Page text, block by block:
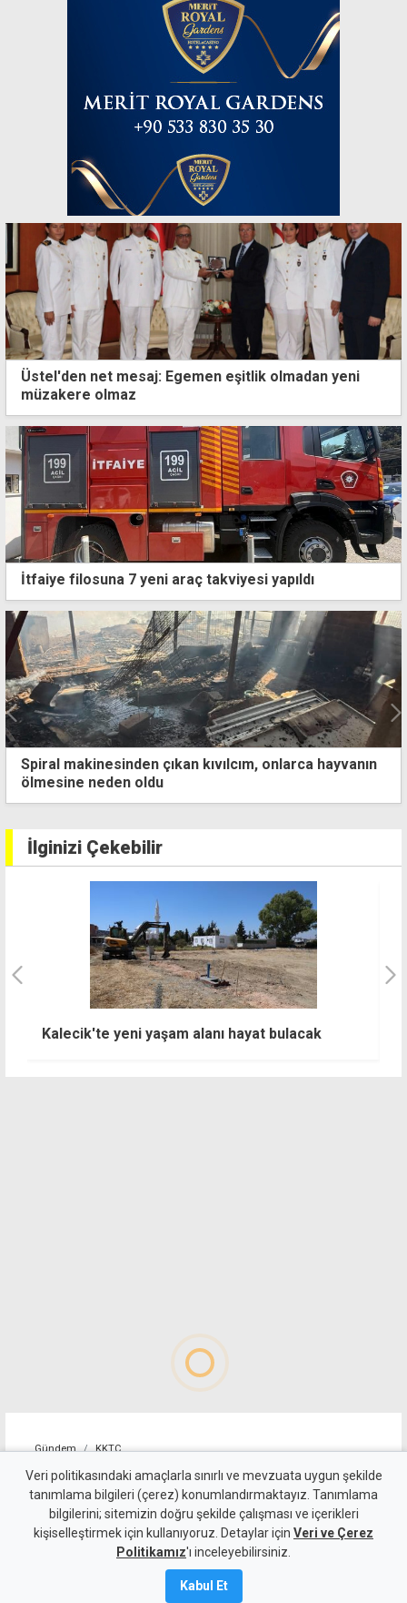
Üstel'den net mesaj: Egemen eşitlik olmadan yeni
müzakere olmaz
İtfaiye filosuna 7 yeni araç takviyesi yapıldı
Spiral makinesinden çıkan kıvılcım, onlarca hayvanın
ölmesine neden oldu
İlginizi Çekebilir
Kalecik'te yeni yaşam alanı hayat bulacak
Gündem KKTC
Tatilde tanıştıkları genç kıza
tecavüz eden 5 sanığa 10-12
yıl hapis
Veri politikasındaki amaçlarla sınırlı ve mevzuata uygun şekilde
tanımlama bilgileri (çerez) konumlandırmaktayız. Tanımlama
bilgilerini; sitemizin doğru şekilde çalışması ve içerikleri
kişiselleştirmek için kullanıyoruz. Detaylar için Veri ve Çerez
Politikamız'ı inceleyebilirsiniz.
Kabul Et